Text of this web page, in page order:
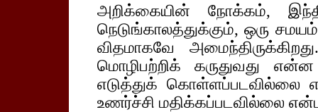
அறிக்கையின் நோக்கம்,
நெடுங்காலத்துக்கும், ஒரு
விதமாகவே
மொழிபற்றிக் கருதுவது
எடுத்துக் கொள்ளப்படவில்லை
உணர்ச்சி மதிக்கப்படவில்லை